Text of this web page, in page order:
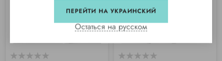
ПЕРЕЙТИ НА УКРАИНСКИЙ
Остаться на русском